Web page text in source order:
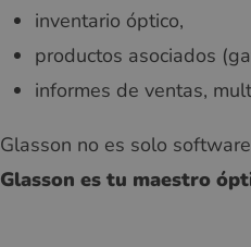
inventario óptico,
productos asociados
informes de ventas,
Glasson no es solo
Glasson es tu maestro